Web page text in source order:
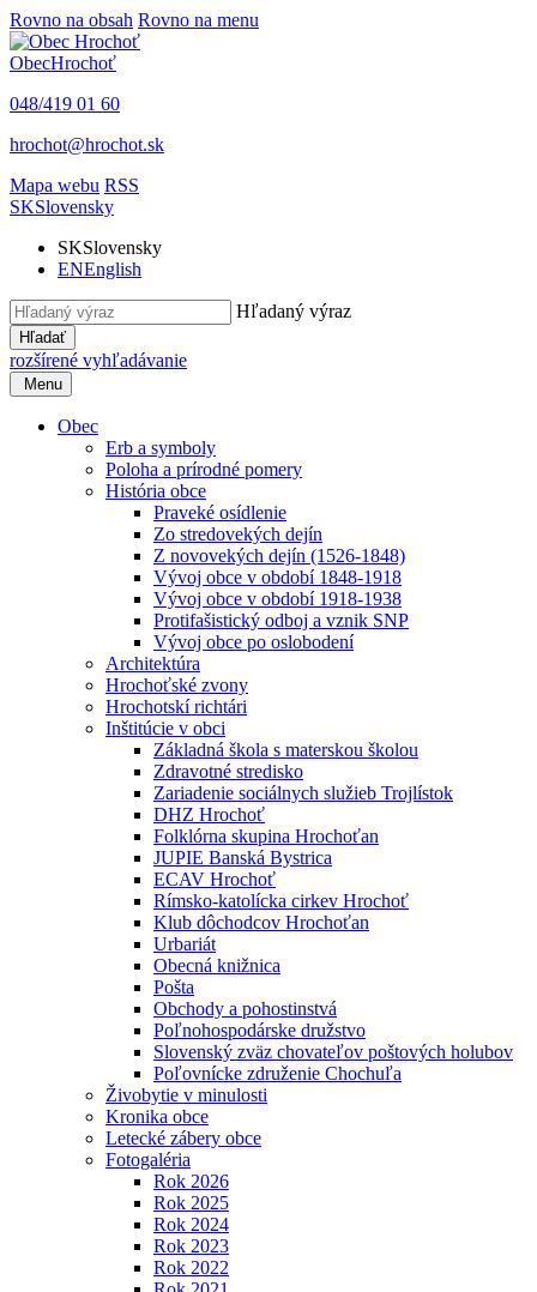
Rovno na obsah Rovno na menu
ObecHrochoť
048/419 01 60
hrochot@hrochot.sk
Mapa webu RSS
SKSlovensky
SKSlovensky
ENEnglish
Hľadaný výraz
Hľadať
rozšírené vyhľadávanie
Menu
Obec
Erb a symboly
Poloha a prírodné pomery
História obce
Praveké osídlenie
Zo stredovekých dejín
Z novovekých dejín (1526-1848)
Vývoj obce v období 1848-1918
Vývoj obce v období 1918-1938
Protifašistický odboj a vznik SNP
Vývoj obce po oslobodení
Architektúra
Hrochoťské zvony
Hrochotskí richtári
Inštitúcie v obci
Základná škola s materskou školou
Zdravotné stredisko
Zariadenie sociálnych služieb Trojlístok
DHZ Hrochoť
Folklórna skupina Hrochoťan
JUPIE Banská Bystrica
ECAV Hrochoť
Rímsko-katolícka cirkev Hrochoť
Klub dôchodcov Hrochoťan
Urbariát
Obecná knižnica
Pošta
Obchody a pohostinstvá
Poľnohospodárske družstvo
Slovenský zväz chovateľov poštových holubov
Poľovnícke združenie Chochuľa
Živobytie v minulosti
Kronika obce
Letecké zábery obce
Fotogaléria
Rok 2026
Rok 2025
Rok 2024
Rok 2023
Rok 2022